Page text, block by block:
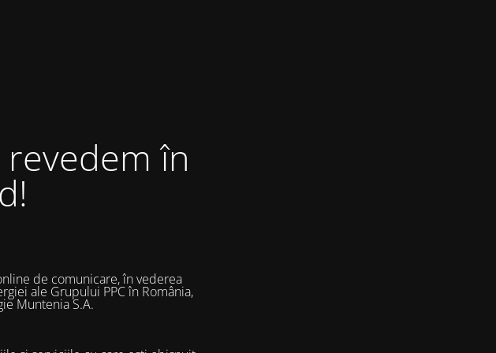
în
de comunicare, în vederea
ale Grupului PPC în România,
Muntenia S.A.